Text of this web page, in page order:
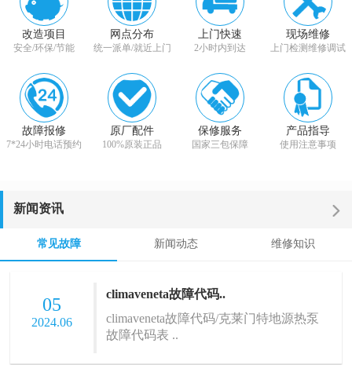
改造项目
安全/环保/节能
网点分布
统一派单/就近上门
上门快速
2小时内到达
现场维修
上门检测维修调试
故障报修
7*24小时电话预约
原厂配件
100%原装正品
保修服务
国家三包保障
产品指导
使用注意事项
新闻资讯
常见故障 新闻动态 维修知识
05
2024.06
climaveneta故障代码..
climaveneta故障代码/克莱门特地源热泵
故障代码表 ..